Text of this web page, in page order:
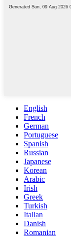
English
French
German
Portuguese
Spanish
Russian
Japanese
Korean
Arabic
Irish
Greek
Turkish
Italian
Danish
Romanian